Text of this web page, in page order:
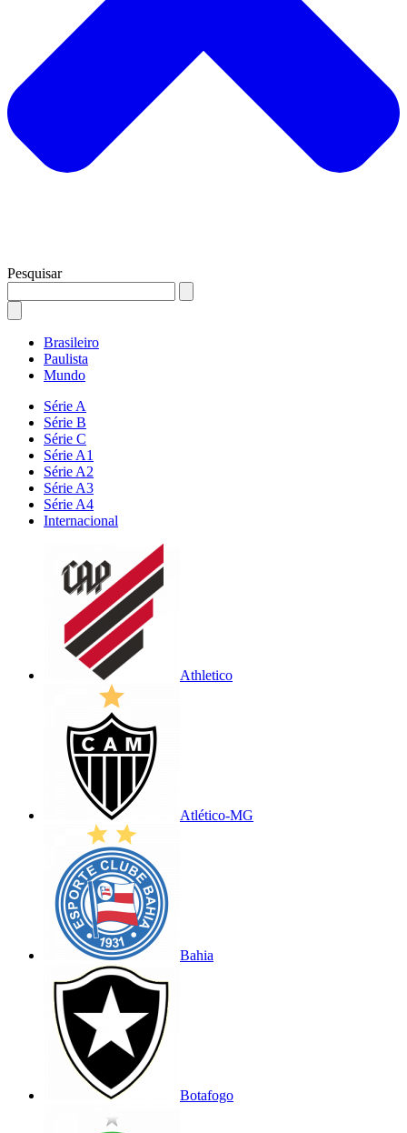
Pesquisar
Brasileiro
Paulista
Mundo
Série A
Série B
Série C
Série A1
Série A2
Série A3
Série A4
Internacional
Athletico
Atlético-MG
Bahia
Botafogo